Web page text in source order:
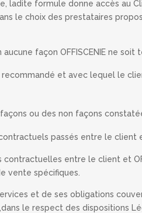
ladite formule donne accès au
le choix des prestataires
façon OFFISCENIE ne soit
et avec lequel le
ou des non façons
passés entre le client
contractuelles entre le client et
vente spécifiques.
et de ses obligations
le respect des dispositions